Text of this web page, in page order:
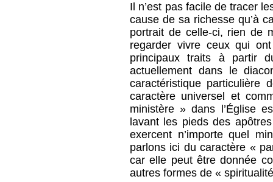
Il n’est pas facile de tracer
cause de sa richesse qu’à
portrait de celle-ci, rien de
regarder vivre ceux qui
principaux traits à partir
actuellement dans le
caractéristique particulière
caractère universel et
ministère » dans l’Église
lavant les pieds des
exercent n’importe quel
parlons ici du caractère «
car elle peut être donnée
autres formes de «